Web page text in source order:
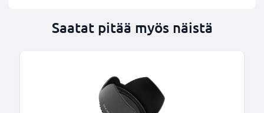
Saatat pitää myös näistä